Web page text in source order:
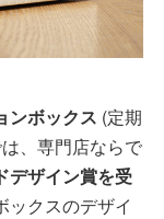
ンボックス (定期
、専門店ならで
デザイン賞を受
ックスのデザイ